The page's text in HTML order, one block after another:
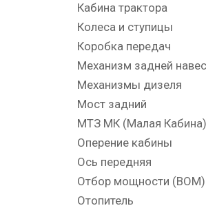
Кабина трактора
Колеса и ступицы
Коробка передач
Механизм задней
Механизмы дизеля
Мост задний
МТЗ МК (Малая Кабина)
Оперение кабины
Ось передняя
Отбор мощности (ВОМ)
Отопитель